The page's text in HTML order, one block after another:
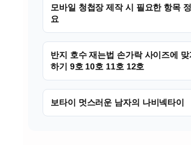
모바일 청첩장 제작 시 필요한 항목
요
반지 호수 재는법 손가락 사이즈에 맞
하기 9호 10호 11호 12호
보타이 멋스러운 남자의 나비넥타이